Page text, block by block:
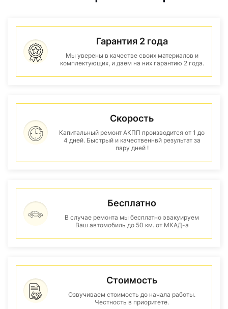
Гарантия 2 года
Мы уверены в качестве своих материалов и
комплектующих, и даем на них гарантию 2 года.
Скорость
Капитальный ремонт АКПП производится от 1 до
4 дней. Быстрый и качественнвй результат за
пару дней !
Бесплатно
В случае ремонта мы бесплатно эвакуируем
Ваш автомобиль до 50 км. от МКАД-а
Стоимость
Озвучиваем стоимость до начала работы.
Честность в приоритете.